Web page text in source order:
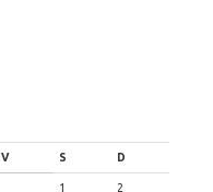
V S D
1 2